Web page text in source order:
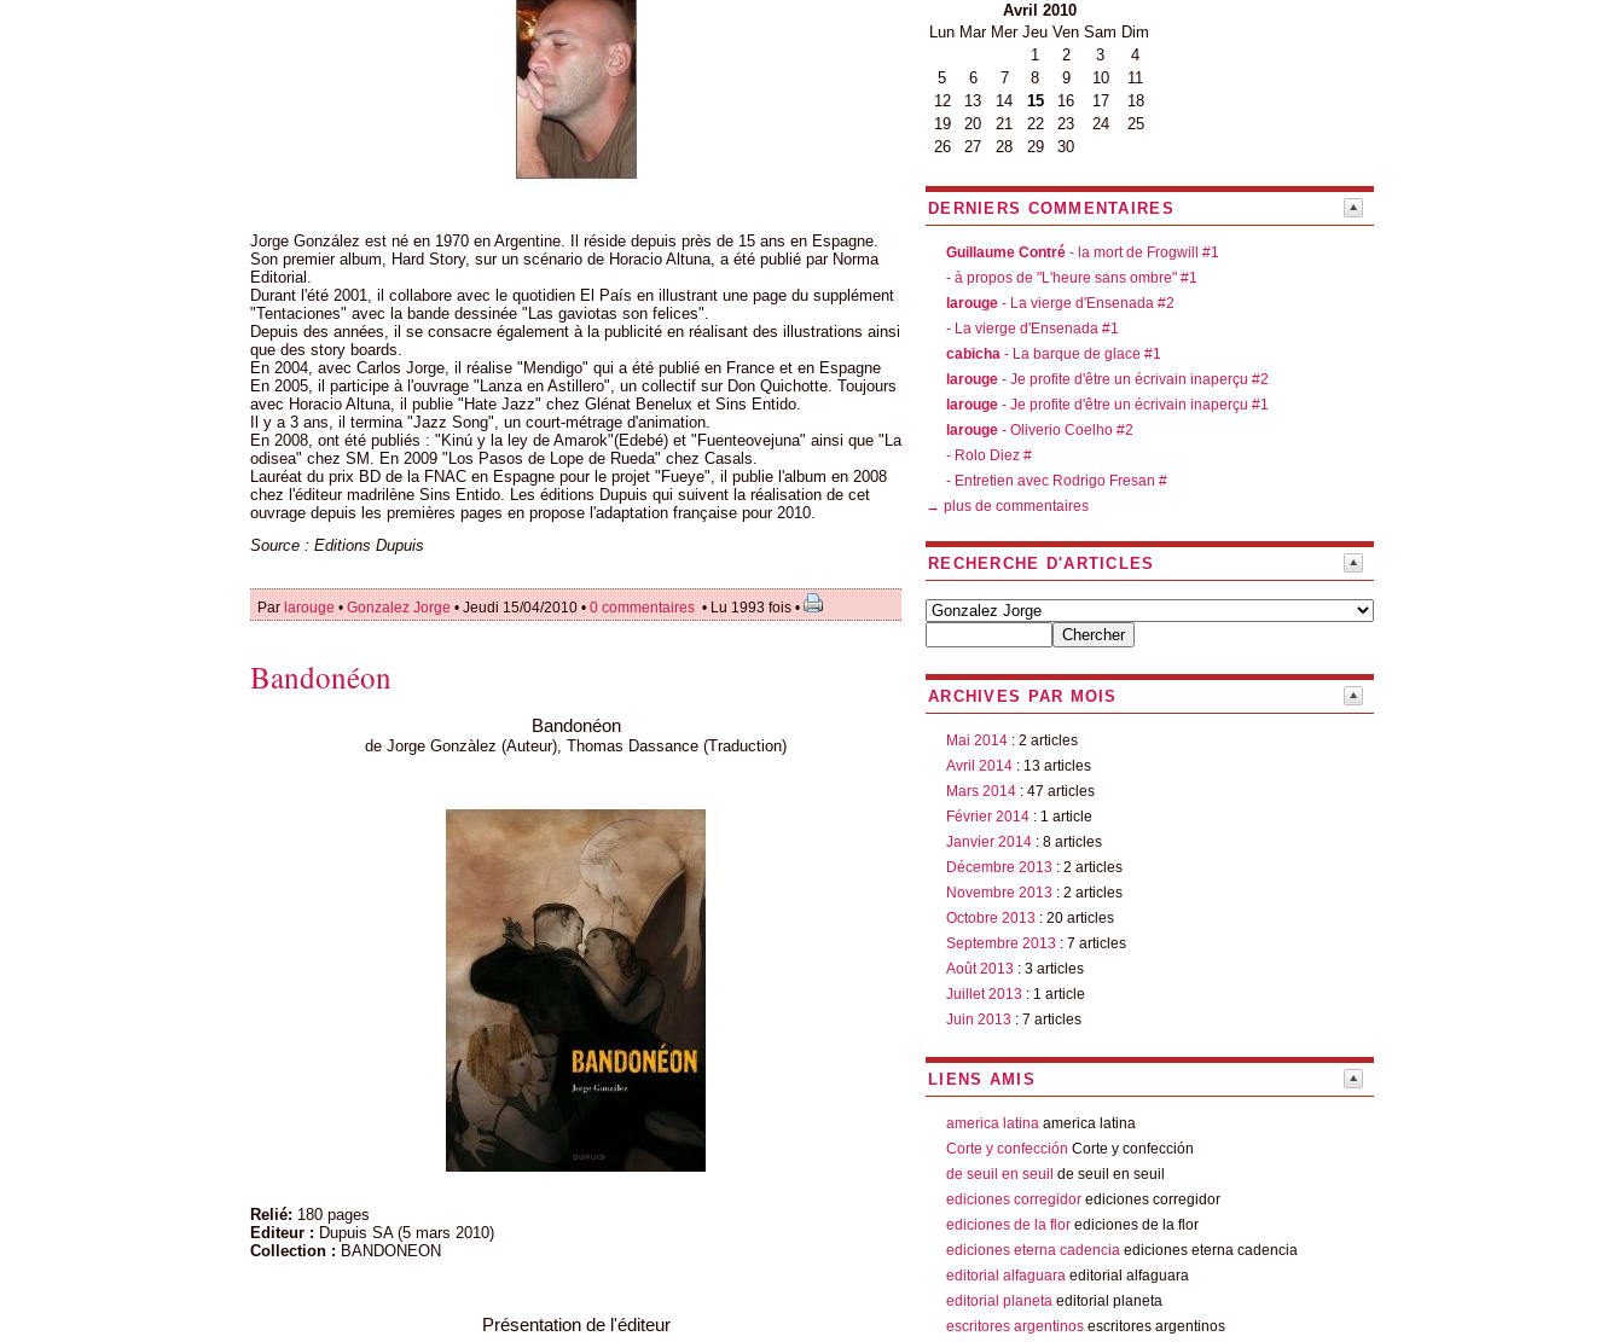
Jorge González est né en 1970 en Argentine. Il réside depuis près de 15 ans en Espagne.
Son premier album, Hard Story, sur un scénario de Horacio Altuna, a été publié par Norma
Editorial.
Durant l'été 2001, il collabore avec le quotidien El País en illustrant une page du supplément
"Tentaciones" avec la bande dessinée "Las gaviotas son felices".
Depuis des années, il se consacre également à la publicité en réalisant des illustrations ainsi
que des story boards.
En 2004, avec Carlos Jorge, il réalise "Mendigo" qui a été publié en France et en Espagne
En 2005, il participe à l'ouvrage "Lanza en Astillero", un collectif sur Don Quichotte. Toujours
avec Horacio Altuna, il publie "Hate Jazz" chez Glénat Benelux et Sins Entido.
Il y a 3 ans, il termina "Jazz Song", un court-métrage d'animation.
En 2008, ont été publiés : "Kinú y la ley de Amarok"(Edebé) et "Fuenteovejuna" ainsi que "La
odisea" chez SM. En 2009 "Los Pasos de Lope de Rueda" chez Casals.
Lauréat du prix BD de la FNAC en Espagne pour le projet "Fueye", il publie l'album en 2008
chez l'éditeur madrilène Sins Entido. Les éditions Dupuis qui suivent la réalisation de cet
ouvrage depuis les premières pages en propose l'adaptation française pour 2010.
Source : Editions Dupuis
Par larouge • Gonzalez Jorge • Jeudi 15/04/2010 • 0 commentaires • Lu 1993 fois •
Bandonéon
Bandonéon
de Jorge Gonzàlez (Auteur), Thomas Dassance (Traduction)
Relié: 180 pages
Editeur : Dupuis SA (5 mars 2010)
Collection : BANDONEON
Présentation de l'éditeur
Avril 2010
Lun Mar Mer Jeu Ven Sam Dim
1
2 3
4
5
6 7 8 9 10
11
12
13 14 15 16 17
18
19
20 21 22 23 24
25
26
27 28 29 30
DERNIERS COMMENTAIRES
Guillaume Contré - la mort de Frogwill #1
- à propos de "L'heure sans ombre" #1
larouge - La vierge d'Ensenada #2
- La vierge d'Ensenada #1
cabicha - La barque de glace #1
larouge - Je profite d'être un écrivain inaperçu #2
larouge - Je profite d'être un écrivain inaperçu #1
larouge - Oliverio Coelho #2
- Rolo Diez #
- Entretien avec Rodrigo Fresan #
→ plus de commentaires
RECHERCHE D'ARTICLES
ARCHIVES PAR MOIS
Mai 2014 : 2 articles
Avril 2014 : 13 articles
Mars 2014 : 47 articles
Février 2014 : 1 article
Janvier 2014 : 8 articles
Décembre 2013 : 2 articles
Novembre 2013 : 2 articles
Octobre 2013 : 20 articles
Septembre 2013 : 7 articles
Août 2013 : 3 articles
Juillet 2013 : 1 article
Juin 2013 : 7 articles
LIENS AMIS
america latina america latina
Corte y confección Corte y confección
de seuil en seuil de seuil en seuil
ediciones corregidor ediciones corregidor
ediciones de la flor ediciones de la flor
ediciones eterna cadencia ediciones eterna cadencia
editorial alfaguara editorial alfaguara
editorial planeta editorial planeta
escritores argentinos escritores argentinos